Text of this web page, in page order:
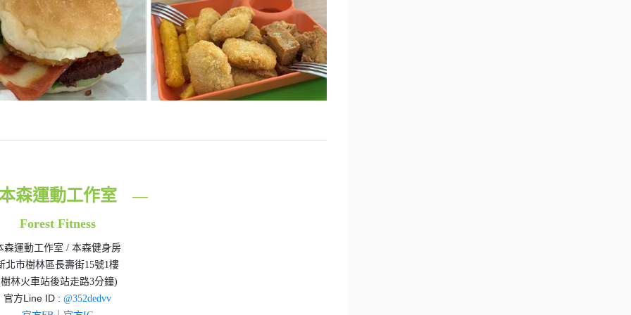
森運動工作室—
Forest Fitness
森運動工作室 / 本森健身房
北市樹林區長壽街15號1樓
林火車站後站走路3分鐘)
官方Line ID : @352dedvv